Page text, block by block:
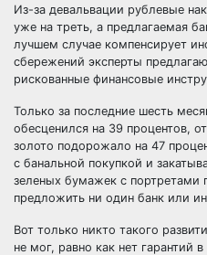
Из-за девальвации рублевые
уже на треть, а предлагаемая
лучшем случае компенсирует
сбережений эксперты
рискованные финансовые
Только за последние шесть
обесценился на 39 процентов,
золото подорожало на 47
с банальной покупкой и
зеленых бумажек с
предложить ни один банк или
Вот только никто такого
не мог, равно как нет гарантий